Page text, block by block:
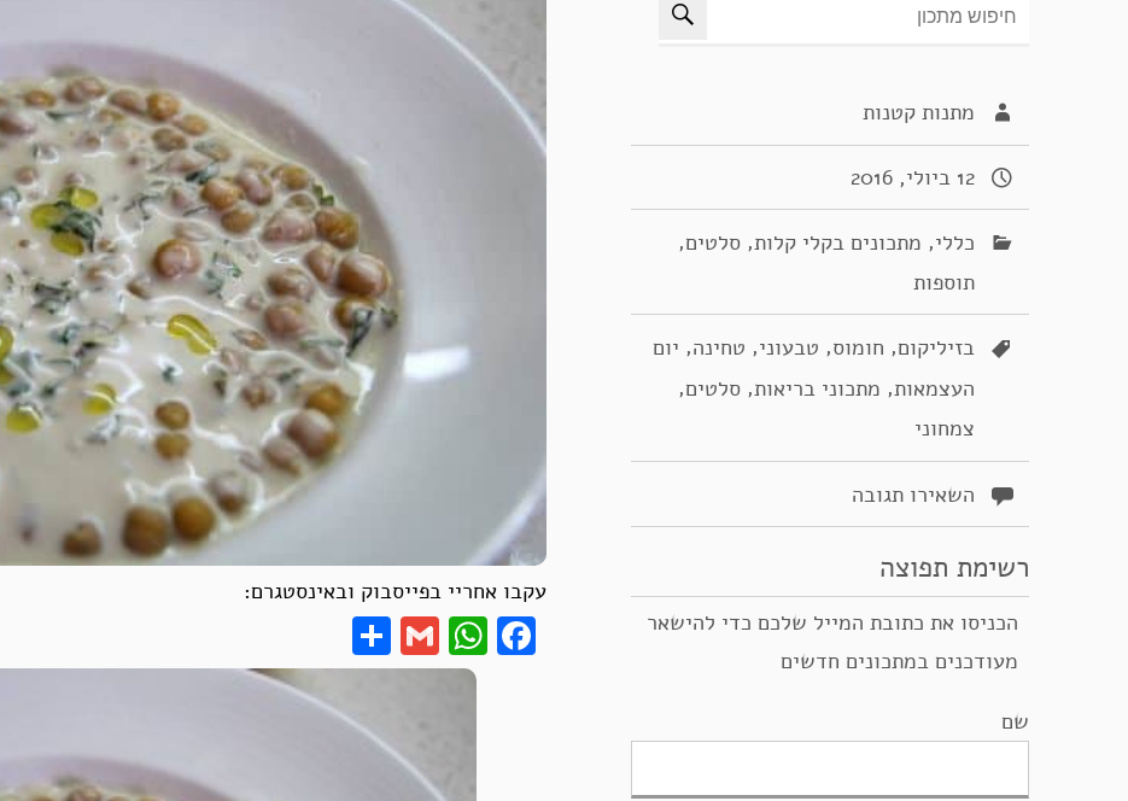
עקבו אחריי בפייסבוק ובאינסטגרם:
Facebook
WhatsApp
Gmail
מתנות קטנות
12 ביולי, 2016
כללי, מתכונים בקלי קלות, סלטים,
תוספות
בזיליקום, חומוס, טבעוני, טחינה, יום
העצמאות, מתכוני בריאות, סלטים,
צמחוני
השאירו תגובה
רשימת תפוצה
הכניסו את כתובת המייל שלכם כדי להישאר
מעודכנים במתכונים חדשים
שם